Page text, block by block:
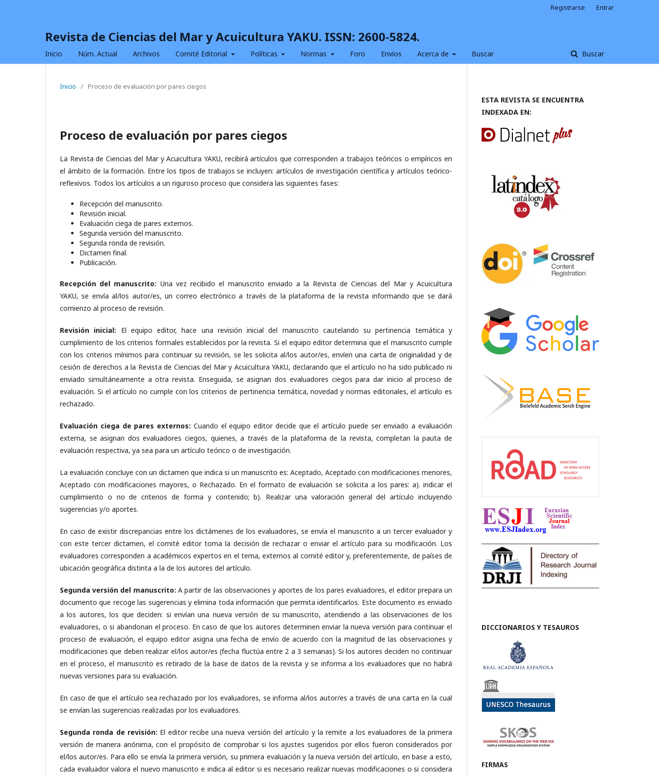
Revista de Ciencias del Mar y Acuicultura YAKU. ISSN: 2600-5824.
Inicio Núm. Actual Archivos Comité Editorial Políticas Normas Foro Envíos Acerca de Buscar Buscar
Registrarse Entrar
Inicio / Proceso de evaluación por pares ciegos
Proceso de evaluación por pares ciegos
La Revista de Ciencias del Mar y Acuicultura YAKU, recibirá artículos que corresponden a trabajos teóricos o empíricos en
el ámbito de la formación. Entre los tipos de trabajos se incluyen: artículos de investigación científica y artículos teórico-
reflexivos. Todos los artículos a un riguroso proceso que considera las siguientes fases:
Recepción del manuscrito.
Revisión inicial.
Evaluación ciega de pares externos.
Segunda versión del manuscrito.
Segunda ronda de revisión.
Dictamen final.
Publicación.
Recepción del manuscrito: Una vez recibido el manuscrito enviado a la Revista de Ciencias del Mar y Acuicultura
YAKU, se envía al/los autor/es, un correo electrónico a través de la plataforma de la revista informando que se dará
comienzo al proceso de revisión.
Revisión inicial: El equipo editor, hace una revisión inicial del manuscrito cautelando su pertinencia temática y
cumplimiento de los criterios formales establecidos por la revista. Si el equipo editor determina que el manuscrito cumple
con los criterios mínimos para continuar su revisión, se les solicita al/los autor/es, envíen una carta de originalidad y de
cesión de derechos a la Revista de Ciencias del Mar y Acuicultura YAKU, declarando que el artículo no ha sido publicado ni
enviado simultáneamente a otra revista. Enseguida, se asignan dos evaluadores ciegos para dar inicio al proceso de
evaluación. Si el artículo no cumple con los criterios de pertinencia temática, novedad y normas editoriales, el artículo es
rechazado.
Evaluación ciega de pares externos: Cuando el equipo editor decide que el artículo puede ser enviado a evaluación
externa, se asignan dos evaluadores ciegos, quienes, a través de la plataforma de la revista, completan la pauta de
evaluación respectiva, ya sea para un artículo teórico o de investigación.
La evaluación concluye con un dictamen que indica si un manuscrito es: Aceptado, Aceptado con modificaciones menores,
Aceptado con modificaciones mayores, o Rechazado. En el formato de evaluación se solicita a los pares: a). indicar el
cumplimiento o no de criterios de forma y contenido; b). Realizar una valoración general del artículo incluyendo
sugerencias y/o aportes.
En caso de existir discrepancias entre los dictámenes de los evaluadores, se envía el manuscrito a un tercer evaluador y
con este tercer dictamen, el comité editor toma la decisión de rechazar o enviar el artículo para su modificación. Los
evaluadores corresponden a académicos expertos en el tema, externos al comité editor y, preferentemente, de países de
ubicación geográfica distinta a la de los autores del artículo.
Segunda versión del manuscrito: A partir de las observaciones y aportes de los pares evaluadores, el editor prepara un
documento que recoge las sugerencias y elimina toda información que permita identificarlos. Este documento es enviado
a los autores, los que deciden: si envían una nueva versión de su manuscrito, atendiendo a las observaciones de los
evaluadores, o si abandonan el proceso. En caso de que los autores determinen enviar la nueva versión para continuar el
proceso de evaluación, el equipo editor asigna una fecha de envío de acuerdo con la magnitud de las observaciones y
modificaciones que deben realizar el/los autor/es (fecha fluctúa entre 2 a 3 semanas). Si los autores deciden no continuar
en el proceso, el manuscrito es retirado de la base de datos de la revista y se informa a los evaluadores que no habrá
nuevas versiones para su evaluación.
En caso de que el artículo sea rechazado por los evaluadores, se informa al/los autor/es a través de una carta en la cual
se envían las sugerencias realizadas por los evaluadores.
Segunda ronda de revisión: El editor recibe una nueva versión del artículo y la remite a los evaluadores de la primera
versión de manera anónima, con el propósito de comprobar si los ajustes sugeridos por ellos fueron considerados por
el/los autor/es. Para ello se envía la primera versión, su primera evaluación y la nueva versión del artículo, en base a esto,
cada evaluador valora el nuevo manuscrito e indica al editor si es necesario realizar nuevas modificaciones o si considera
ESTA REVISTA SE ENCUENTRA
INDEXADA EN:
DICCIONARIOS Y TESAUROS
FIRMAS